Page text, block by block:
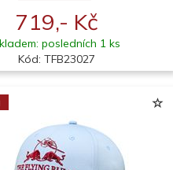
719,- Kč
posledních 1 ks
Kód: TFB23027